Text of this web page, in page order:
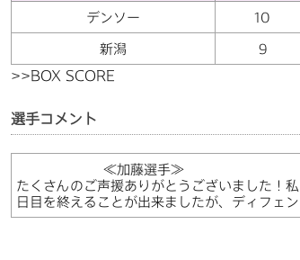
デンソー
10
新潟
9
>>BOX SCORE
選手コメント
≪加藤選手≫
たくさんのご声援ありがとうございました！
日目を終えることが出来ましたが、ディフェ